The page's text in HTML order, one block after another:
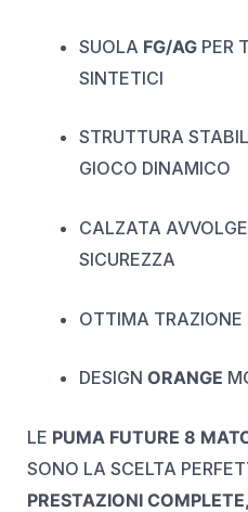
SUOLA FG/AGPER
SINTETICI
STRUTTURA
GIOCO DINAMICO
CALZATA
SICUREZZA
OTTIMA TRAZIONE
DESIGN ORANGE
LE PUMA FUTURE 8
SONO LA SCELTA
PRESTAZIONI